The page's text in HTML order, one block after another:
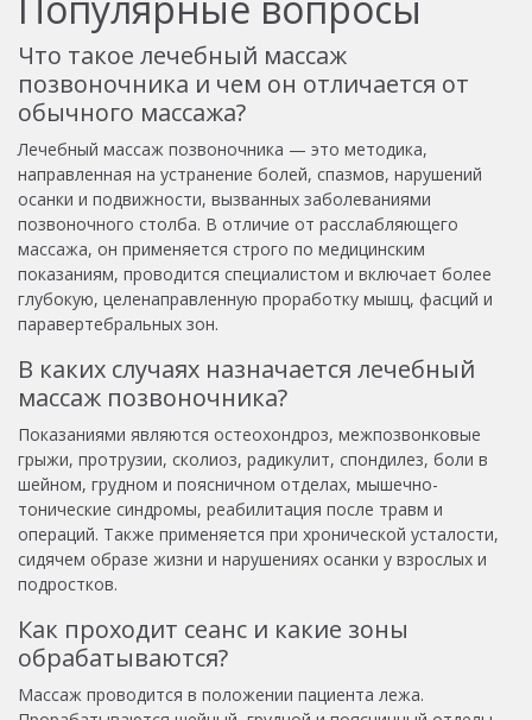
Что такое лечебный массаж
позвоночника и чем он отличается от
обычного массажа?
Лечебный массаж позвоночника — это методика,
направленная на устранение болей, спазмов, нарушений
осанки и подвижности, вызванных заболеваниями
позвоночного столба. В отличие от расслабляющего
массажа, он применяется строго по медицинским
показаниям, проводится специалистом и включает более
глубокую, целенаправленную проработку мышц, фасций и
паравертебральных зон.
В каких случаях назначается лечебный
массаж позвоночника?
Показаниями являются остеохондроз, межпозвонковые
грыжи, протрузии, сколиоз, радикулит, спондилез, боли в
шейном, грудном и поясничном отделах, мышечно-
тонические синдромы, реабилитация после травм и
операций. Также применяется при хронической усталости,
сидячем образе жизни и нарушениях осанки у взрослых и
подростков.
Как проходит сеанс и какие зоны
обрабатываются?
Массаж проводится в положении пациента лежа.